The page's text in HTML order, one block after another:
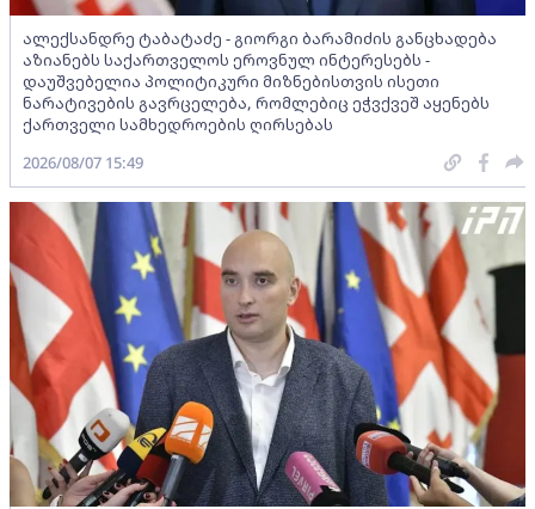
ალექსანდრე ტაბატაძე - გიორგი ბარამიძის განცხადება
აზიანებს საქართველოს ეროვნულ ინტერესებს -
დაუშვებელია პოლიტიკური მიზნებისთვის ისეთი
ნარატივების გავრცელება, რომლებიც ეჭვქვეშ აყენებს
ქართველი სამხედროების ღირსებას
2026/08/07 15:49